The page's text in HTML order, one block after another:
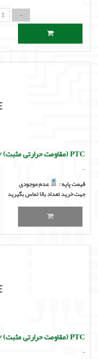
PTC (مقاومت حرارتی مثبت) / 300 اهم
..
قیمت پایه :
عدم موجودی
جهت خرید تعداد بالا تماس بگیرید
PTC (مقاومت حرارتی مثبت) / 330 اهم
..